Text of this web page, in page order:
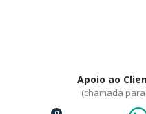
Apoio ao
(chamada